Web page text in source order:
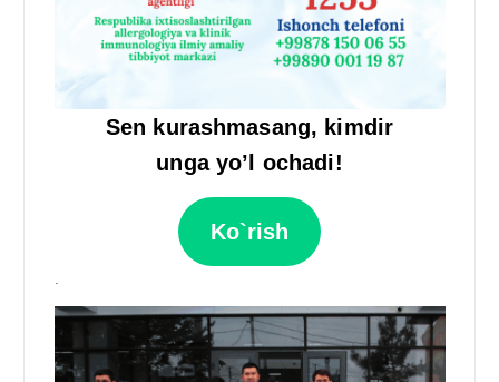
Sen kurashmasang, kimdir
unga yo’l ochadi!
Ko`rish
.